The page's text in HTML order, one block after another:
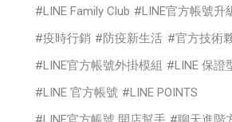
LINE Family Club
LINE官方帳號升
疫時行銷
防疫新生活
官方技術
LINE官方帳號外掛模組
LINE 保證
LINE 官方帳號
LINE POINTS